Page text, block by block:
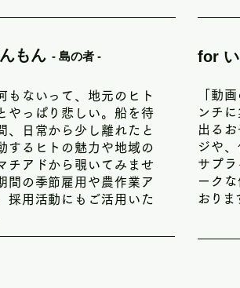
もん - 島の者 -
もないって、地元のヒト
やっぱり悲しい。船を待
、日常から少し離れたと
するヒトの魅力や地域の
チアドから覗いてみませ
間の季節雇用や農作業ア
採用活動にもご活用いた
for い
「動
ンチ
出る
ジや
サプ
ーク
おりま